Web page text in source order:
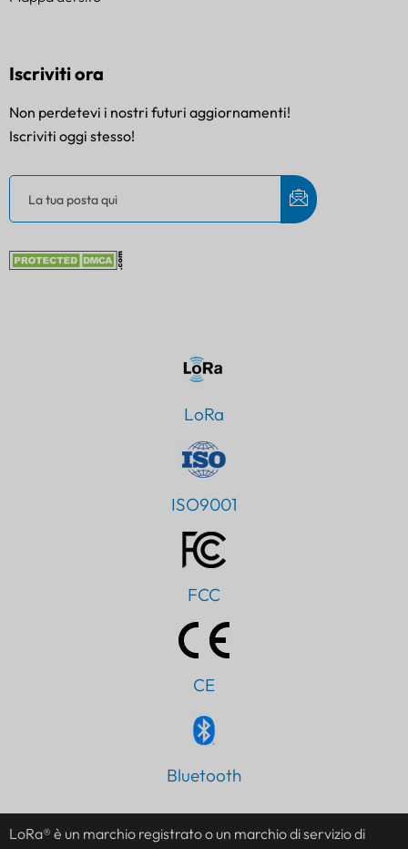
Iscriviti ora
Non perdetevi i nostri futuri aggiornamenti!
Iscriviti oggi stesso!
LoRa
ISO9001
FCC
CE
Bluetooth
LoRa® è un marchio registrato o un marchio di servizio di
AR